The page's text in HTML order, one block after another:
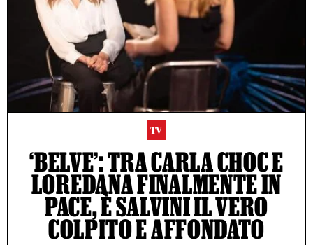
TV
‘BELVE’: TRA CARLA CHOC E
LOREDANA FINALMENTE IN
PACE, È SALVINI IL VERO
COLPITO E AFFONDATO